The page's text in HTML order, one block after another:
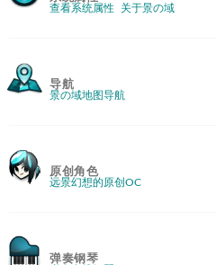
查看系统属性 关于景の域
导航
景の域地图导航
原创角色
远景幻想的原创OC
弹奏钢琴